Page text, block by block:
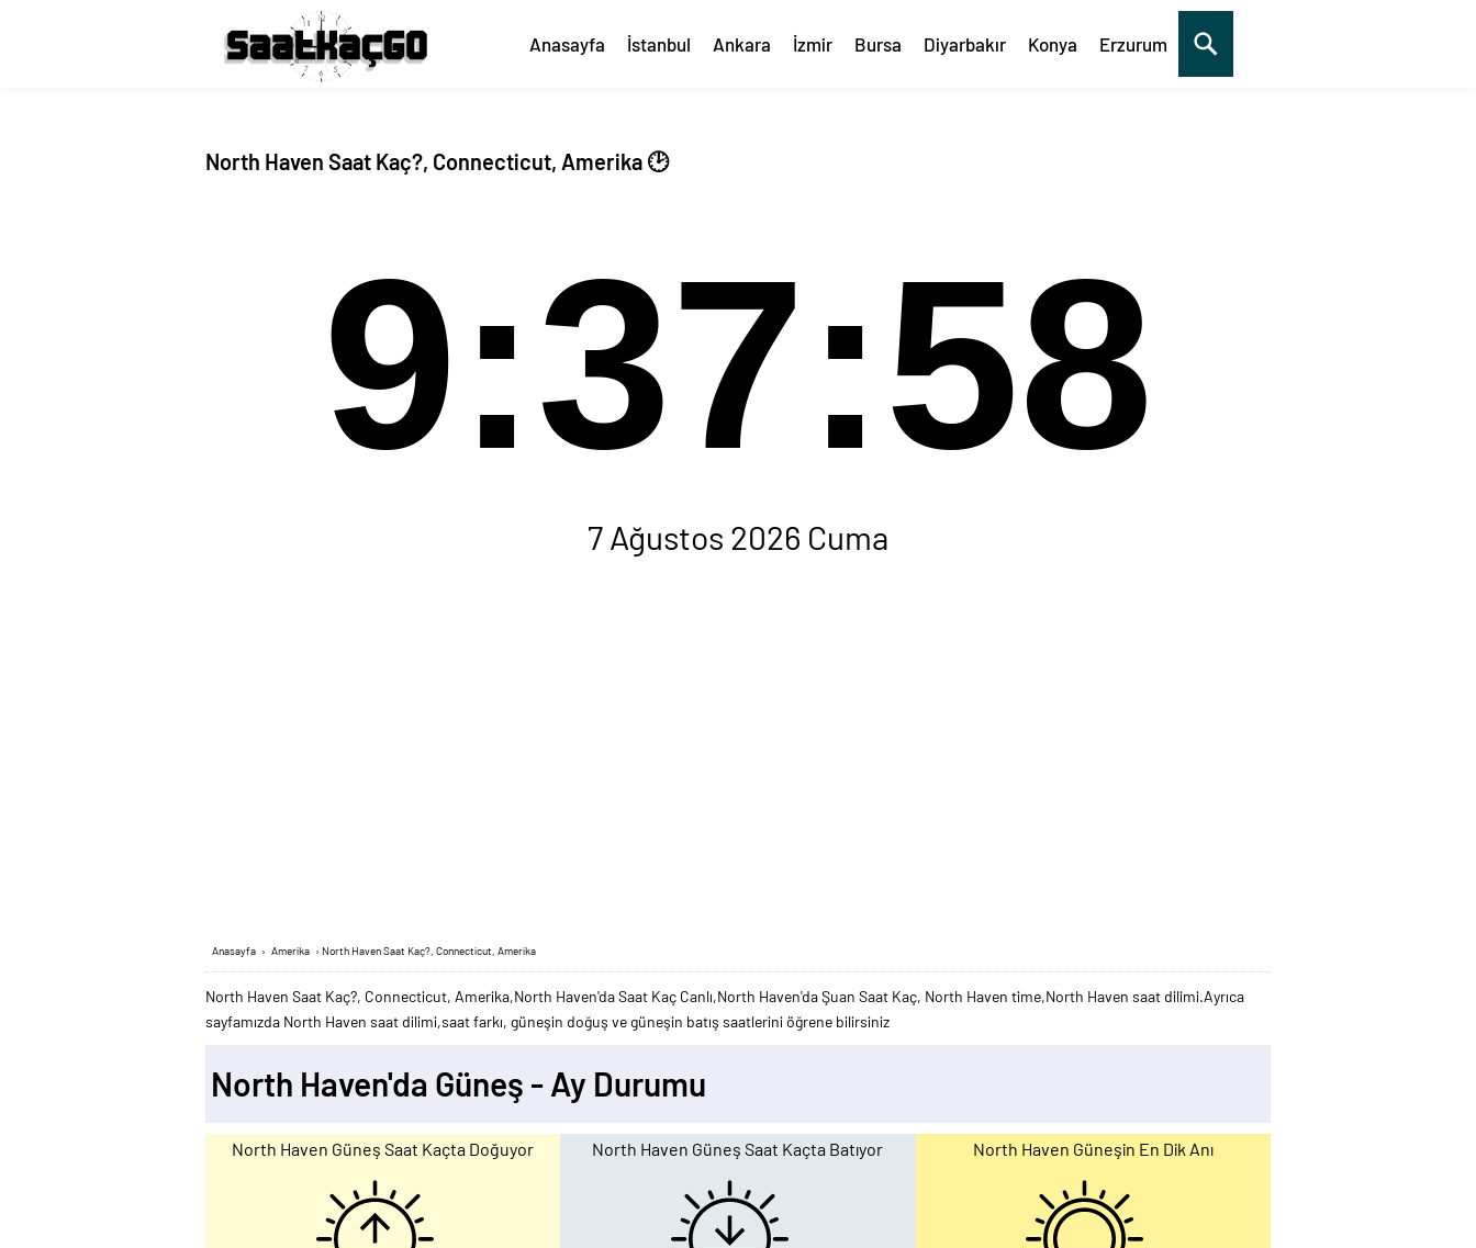
Anasayfa İstanbul Ankara İzmir Bursa Diyarbakır Konya Erzurum
North Haven Saat Kaç?, Connecticut, Amerika 🕑
9:37:59
7 Ağustos 2026 Cuma
Anasayfa › Amerika › North Haven Saat Kaç?, Connecticut, Amerika
North Haven Saat Kaç?, Connecticut, Amerika,North Haven'da Saat Kaç Canlı,North Haven'da Şuan Saat Kaç, North Haven time,North Haven saat dilimi.Ayrıca
sayfamızda North Haven saat dilimi,saat farkı, güneşin doğuş ve güneşin batış saatlerini öğrene bilirsiniz
North Haven'da Güneş - Ay Durumu
North Haven Güneş Saat Kaçta Doğuyor North Haven Güneş Saat Kaçta Batıyor North Haven Güneşin En Dik Anı